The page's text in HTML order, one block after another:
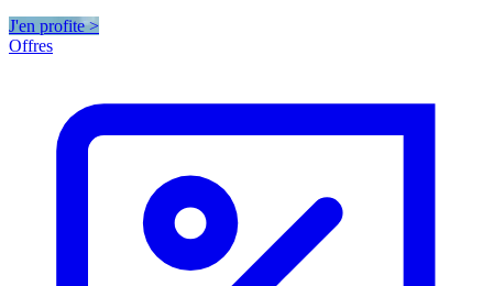
J'en profite >
Offres